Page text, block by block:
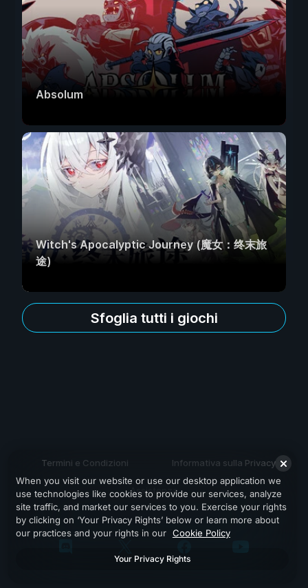
Absolum
Witch's Apocalyptic Journey (魔女：终末旅
途)
Sfoglia tutti i giochi
Termini e Condizioni Informativa sulla Privacy
Assistenza
When you visit our website or use our desktop application we
use technologies like cookies to provide our services, analyze
site traffic, and market our services to you. Exercise your rights
by clicking on ‘Your Privacy Rights’ below or learn more about
our practices and your rights in our Cookie Policy
Your Privacy Rights